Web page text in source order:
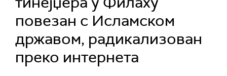
повезан с Исламском
државом, радикализован
преко интернета